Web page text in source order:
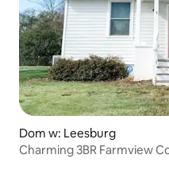
Dom w: Leesburg
Charming 3BR Farmview